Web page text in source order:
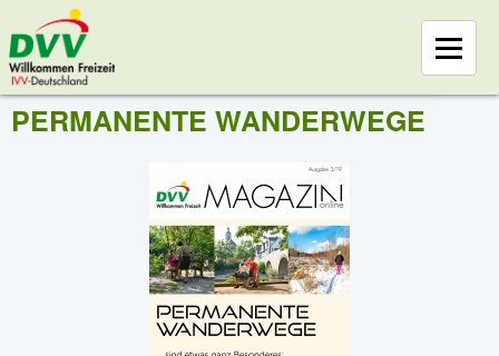
PERMANENTE WANDERWEGE